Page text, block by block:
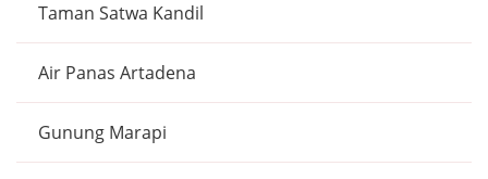
Taman Satwa Kandil
Air Panas Artadena
Gunung Marapi